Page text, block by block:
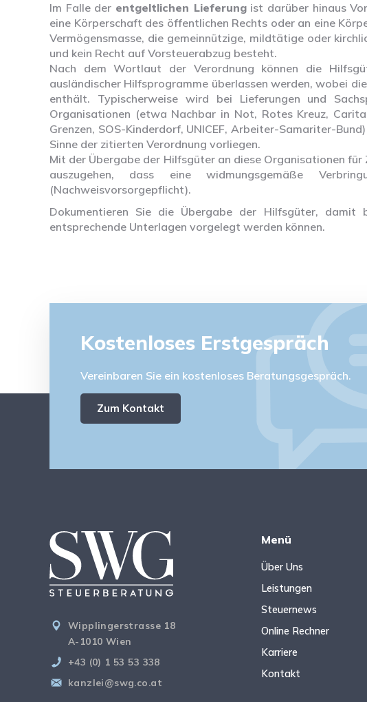
Im Falle der entgeltlichen Lieferungist darüber hinaus
eine Körperschaft des öffentlichen Rechts oder an eine
Vermögensmasse, die gemeinnützige, mildtätige oder
und kein Recht auf Vorsteuerabzug besteht.
Nach dem Wortlaut der Verordnung können die
ausländischer Hilfsprogramme überlassen werden, wobei
enthält. Typischerweise wird bei Lieferungen und
Organisationen (etwa Nachbar in Not, Rotes Kreuz,
Grenzen, SOS-Kinderdorf, UNICEF, Arbeiter-Samariter-
Sinne der zitierten Verordnung vorliegen.
Mit der Übergabe der Hilfsgüter an diese Organisationen
auszugehen, dass eine widmungsgemäße
(Nachweisvorsorgepflicht).
Dokumentieren Sie die Übergabe der Hilfsgüter, damit
entsprechende Unterlagen vorgelegt werden können.
Kostenloses Erstgespräch
Vereinbaren Sie ein kostenloses Beratungsgespräch.
Zum Kontakt
Wipplingerstrasse 18
A-1010 Wien
+43 (0) 1 53 53 338
kanzlei@swg.co.at
Menü
Über Uns
Leistungen
Steuernews
Online Rechner
Karriere
Kontakt